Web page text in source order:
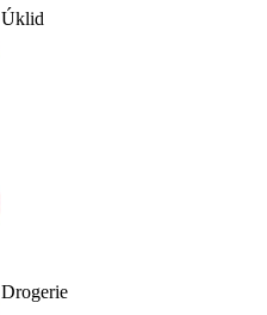
Úklid
Drogerie